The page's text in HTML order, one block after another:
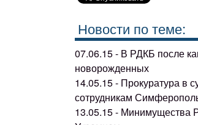
Новости по теме:
07.06.15 - В РДКБ после
новорожденных
14.05.15 - Прокуратура в
сотрудникам
13.05.15 - Минимущества